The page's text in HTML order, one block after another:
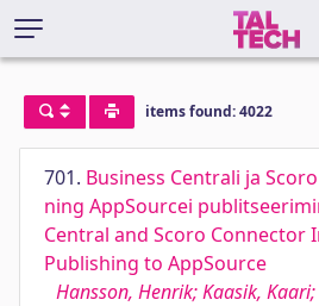
items found: 4022
701. Business Centrali ja
ning AppSourcei
Central and Scoro Connector
Publishing to AppSource
Hansson, Henrik; Kaasik, Kaari;